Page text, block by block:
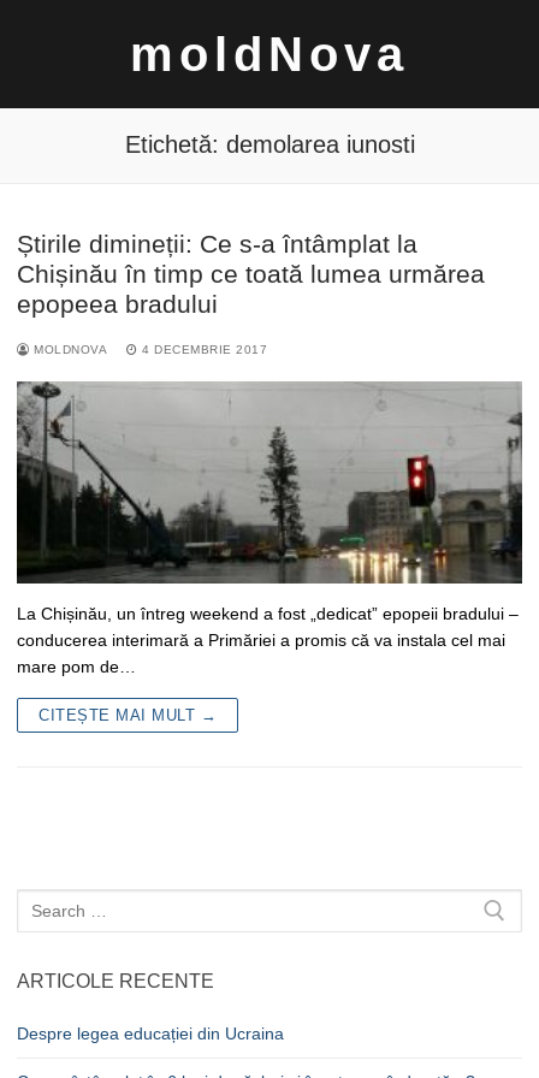
moldNova
Caută
după:
Etichetă: demolarea iunosti
Știrile dimineții: Ce s-a întâmplat la
Chișinău în timp ce toată lumea urmărea
epopeea bradului
MOLDNOVA 4 DECEMBRIE 2017
La Chișinău, un întreg weekend a fost „dedicat” epopeii bradului –
conducerea interimară a Primăriei a promis că va instala cel mai
mare pom de…
CITEȘTE MAI MULT →
Caută
după:
ARTICOLE RECENTE
Despre legea educației din Ucraina